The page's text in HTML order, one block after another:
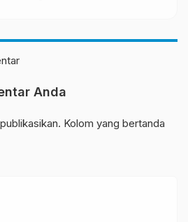
Anda
Kolom yang bertanda